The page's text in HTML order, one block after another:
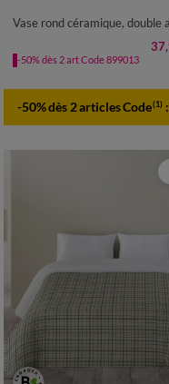
-50% dès 2 art Code 899013
-50% dès 2 articles Code(1) :